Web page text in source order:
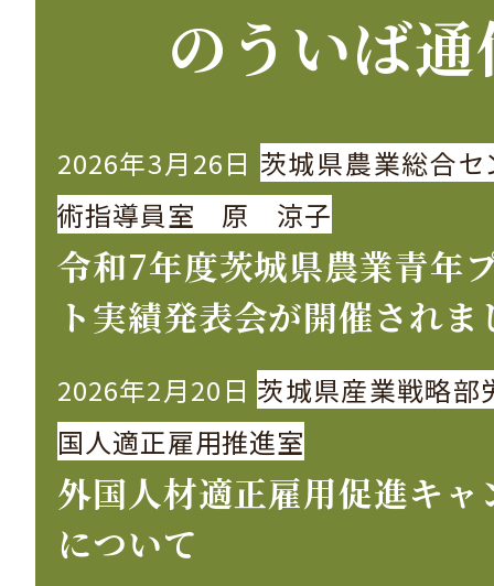
のういば
2026年3月26日 茨城県農業総合セ
術指導員室 原 涼子
令和7年度茨城県農業青年
ト実績発表会が開催されま
2026年2月20日 茨城県産業戦略部
国人適正雇用推進室
外国人材適正雇用促進キャ
について